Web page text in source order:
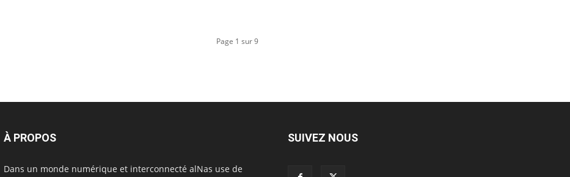
Page 1 sur 9
À PROPOS
Dans un monde numérique et interconnecté alNas use de
SUIVEZ NOUS